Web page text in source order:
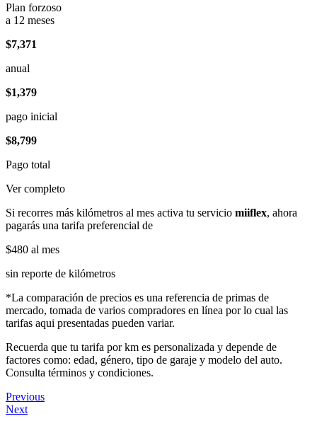
Plan forzoso
a 12 meses
$7,371
anual
$1,379
pago inicial
$8,799
Pago total
Ver completo
Si recorres más kilómetros al mes activa tu servicio miiflex, ahora
pagarás una tarifa preferencial de
$480 al mes
sin reporte de kilómetros
*La comparación de precios es una referencia de primas de
mercado, tomada de varios compradores en línea por lo cual las
tarifas aqui presentadas pueden variar.
Recuerda que tu tarifa por km es personalizada y depende de
factores como: edad, género, tipo de garaje y modelo del auto.
Consulta términos y condiciones.
Previous
Next